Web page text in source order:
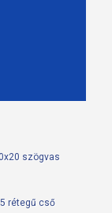
szögvas
5 rétegű cső